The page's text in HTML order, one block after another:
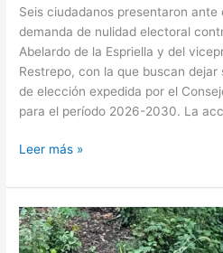
Seis ciudadanos presentaron ante
demanda de nulidad electoral
Abelardo de la Espriella y del
Restrepo, con la que buscan
de elección expedida por el
para el período 2026-2030. La
el
resultado
Leer más »
Personerías
de